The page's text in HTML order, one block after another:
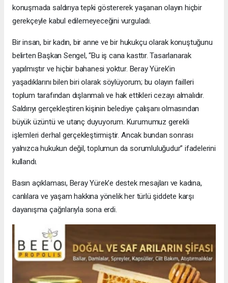
konuşmada saldırıya tepki göstererek yaşanan olayın hiçbir
gerekçeyle kabul edilemeyeceğini vurguladı.
Bir insan, bir kadın, bir anne ve bir hukukçu olarak konuştuğunu
belirten Başkan Sengel, “Bu iş cana kasttır. Tasarlanarak
yapılmıştır ve hiçbir bahanesi yoktur. Beray Yürek’in
yaşadıklarını bilen biri olarak söylüyorum; bu olayın failleri
toplum tarafından dışlanmalı ve hak ettikleri cezayı almalıdır.
Saldırıyı gerçekleştiren kişinin belediye çalışanı olmasından
büyük üzüntü ve utanç duyuyorum. Kurumumuz gerekli
işlemleri derhal gerçekleştirmiştir. Ancak bundan sonrası
yalnızca hukukun değil, toplumun da sorumluluğudur” ifadelerini
kullandı.
Basın açıklaması, Beray Yürek’e destek mesajları ve kadına,
canlılara ve yaşam hakkına yönelik her türlü şiddete karşı
dayanışma çağrılarıyla sona erdi.